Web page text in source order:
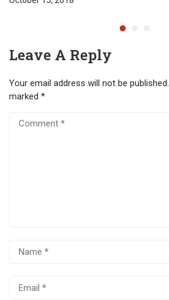
Leave A Reply
Your email address will not be published.
marked *